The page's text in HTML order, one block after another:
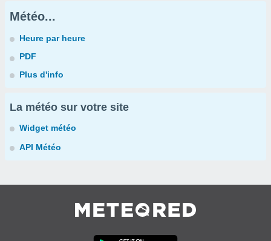
Météo...
Heure par heure
PDF
Plus d'info
La météo sur votre site
Widget météo
API Météo